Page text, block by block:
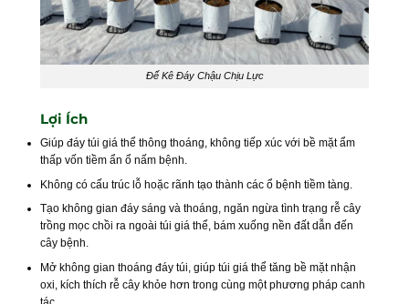
Đế Kê Đáy Chậu Chịu Lực
Lợi Ích
Giúp đáy túi giá thể thông thoáng, không tiếp xúc với bề mặt ẩm
thấp vốn tiềm ẩn ổ nấm bệnh.
Không có cấu trúc lỗ hoặc rãnh tạo thành các ổ bệnh tiềm tàng.
Tạo không gian đáy sáng và thoáng, ngăn ngừa tình trạng rễ cây
trồng mọc chồi ra ngoài túi giá thể, bám xuống nền đất dẫn đến
cây bệnh.
Mở không gian thoáng đáy túi, giúp túi giá thể tăng bề mặt nhận
oxi, kích thích rễ cây khỏe hơn trong cùng một phương pháp canh